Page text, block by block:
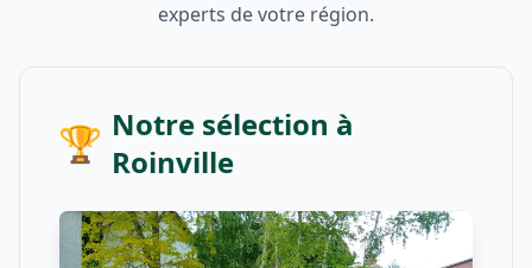
experts de votre région.
🏆 Notre sélection à
Roinville